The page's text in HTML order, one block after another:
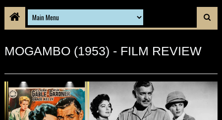
MOGAMBO (1953) - FILM REVIEW